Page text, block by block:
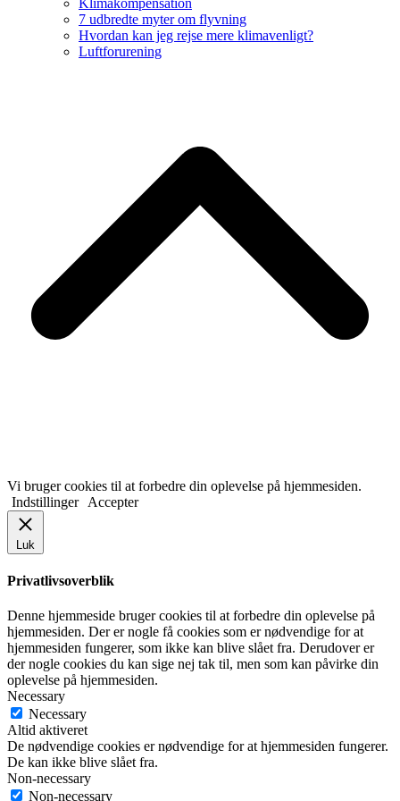
7 udbredte myter om flyvning
Hvordan kan jeg rejse mere klimavenligt?
Luftforurening
Vi bruger cookies til at forbedre din oplevelse på hjemmesiden.
Indstillinger
Accepter
Luk
Privatlivsoverblik
Denne hjemmeside bruger cookies til at forbedre din oplevelse på
hjemmesiden. Der er nogle få cookies som er nødvendige for at
hjemmesiden fungerer, som ikke kan blive slået fra. Derudover er
der nogle cookies du kan sige nej tak til, men som kan påvirke din
oplevelse på hjemmesiden.
Necessary
Necessary
Altid aktiveret
De nødvendige cookies er nødvendige for at hjemmesiden fungerer.
De kan ikke blive slået fra.
Non-necessary
Non-necessary